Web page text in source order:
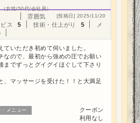
（女性/50代/会社員）
[投稿日] 2025/11/20
雰囲気
ス 5 技術・仕上がり 5
メ
ていただき初めて伺いました。
なので、最初から強めの圧でお願い
までずっとグイグイほぐして下さり
、マッサージを受けた！！と大満足
メニュー
クーポン
利用なし